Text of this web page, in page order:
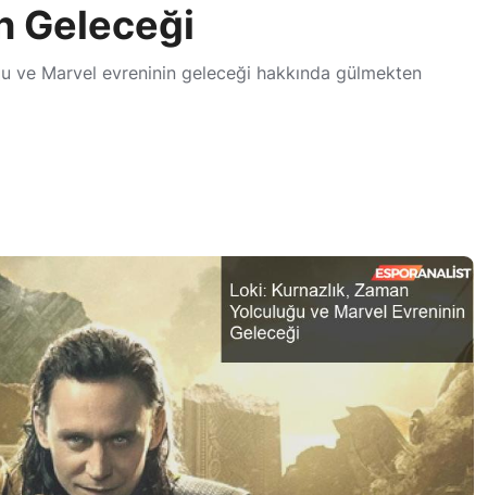
Geleceği
ve Marvel evreninin geleceği hakkında gülmekten